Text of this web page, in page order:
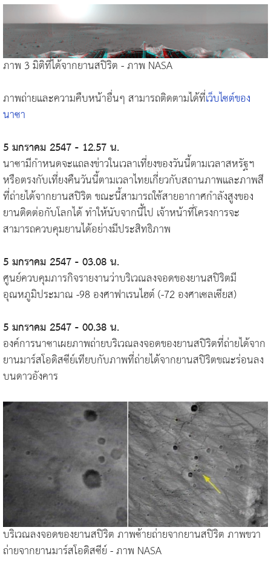
ภาพ 3 มิติที่ได้จากยานสปิริต - ภาพ NASA
ภาพถ่ายและความคืบหน้าอื่นๆ สามารถติดตามได้ที่เว็บไซต์ของ
นาซา
5 มกราคม 2547 - 12.57 น.
นาซามีกำหนดจะแถลงข่าวในเวลาเที่ยงของวันนี้ตามเวลาสหรัฐฯ
หรือตรงกับเที่ยงคืนวันนี้ตามเวลาไทยเกี่ยวกับสถานภาพและภาพสี
ที่ถ่ายได้จากยานสปิริต ขณะนี้สามารถใช้สายอากาศกำลังสูงของ
ยานติดต่อกับโลกได้ ทำให้นับจากนี้ไป เจ้าหน้าที่โครงการจะ
สามารถควบคุมยานได้อย่างมีประสิทธิภาพ
5 มกราคม 2547 - 03.08 น.
ศูนย์ควบคุมภารกิจรายงานว่าบริเวณลงจอดของยานสปิริตมี
อุณหภูมิประมาณ -98 องศาฟาเรนไฮต์ (-72 องศาเซลเซียส)
5 มกราคม 2547 - 00.38 น.
องค์การนาซาเผยภาพถ่ายบริเวณลงจอดของยานสปิริตที่ถ่ายได้จาก
ยานมาร์สโอดิสซีย์เทียบกับภาพที่ถ่ายได้จากยานสปิริตขณะร่อนลง
บนดาวอังคาร
บริเวณลงจอดของยานสปิริต ภาพซ้ายถ่ายจากยานสปิริต ภาพขวา
ถ่ายจากยานมาร์สโอดิสซีย์ - ภาพ NASA